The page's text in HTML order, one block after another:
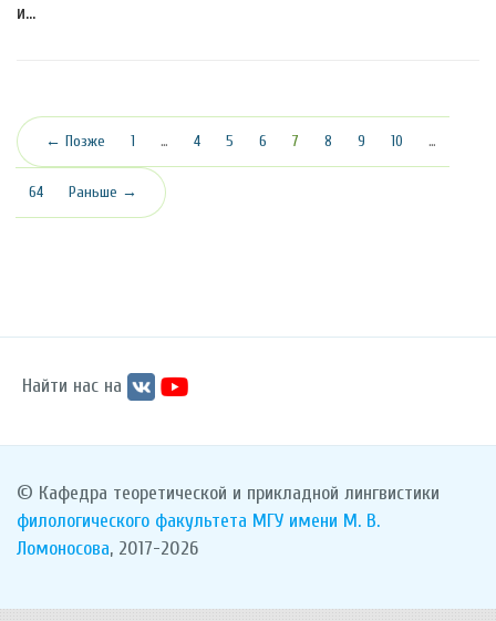
и…
← Позже 1 … 4 5 6 7 (текущая)
8 9 10 …
64 Раньше →
Найти нас на
© Кафедра теоретической и прикладной лингвистики
филологического факультета МГУ имени М. В.
Ломоносова, 2017-2026